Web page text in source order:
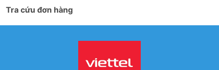
Tra cứu đơn hàng